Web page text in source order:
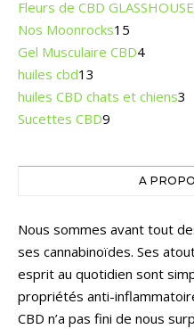
Fleurs de CBD GLASSHOUSE
Nos Moonrocks15
Gel Musculaire CBD44
huiles cbd13
huiles CBD chats et chiens3
Sucettes CBD9
A
Nous sommes avant tout
ses cannabinoïdes. Ses
esprit au quotidien sont
propriétés anti-
CBD n’a pas fini de nous